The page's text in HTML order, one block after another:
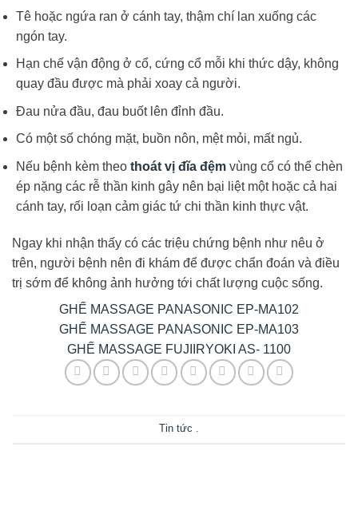
Tê hoặc ngứa ran ở cánh tay, thậm chí lan xuống các
ngón tay.
Hạn chế vận động ở cổ, cứng cổ mỗi khi thức dậy, không
quay đầu được mà phải xoay cả người.
Đau nửa đầu, đau buốt lên đỉnh đầu.
Có một số chóng mặt, buồn nôn, mệt mỏi, mất ngủ.
Nếu bệnh kèm theo thoát vị đĩa đệmvùng cổ có thể chèn
ép nặng các rễ thần kinh gây nên bại liệt một hoặc cả hai
cánh tay, rối loạn cảm giác tứ chi thần kinh thực vật.
Ngay khi nhận thấy có các triệu chứng bệnh như nêu ở
trên, người bệnh nên đi khám để được chẩn đoán và điều
trị sớm để không ảnh hưởng tới chất lượng cuộc sống.
GHẾ MASSAGE PANASONIC EP-MA102
GHẾ MASSAGE PANASONIC EP-MA103
GHẾ MASSAGE FUJIIRYOKI AS- 1100
Tin tức .